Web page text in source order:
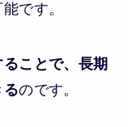
です。
ことで、長期
るのです。